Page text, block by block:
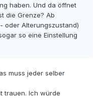
haben. Und da öffnet
die Grenze? Ab
oder Alterungszustand)
so eine Einstellung
muss jeder selber
trauen. Ich würde